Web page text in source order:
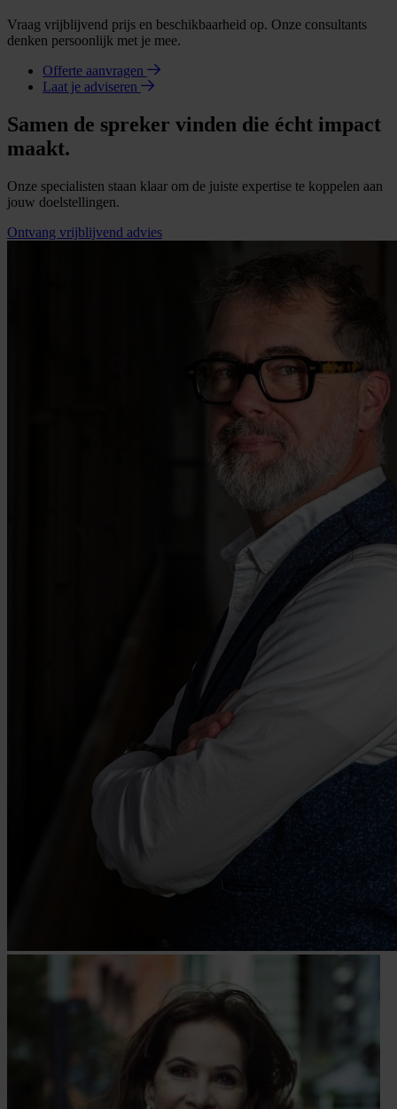
Vraag vrijblijvend prijs en beschikbaarheid op. Onze consultants
denken persoonlijk met je mee.
Offerte aanvragen
Laat je adviseren
Samen de spreker vinden die écht impact
maakt.
Onze specialisten staan klaar om de juiste expertise te koppelen aan
jouw doelstellingen.
Ontvang vrijblijvend advies